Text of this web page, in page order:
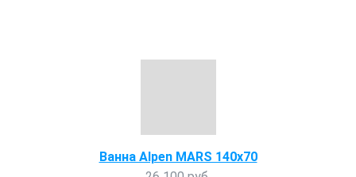
Ванна Alpen MARS 140x70